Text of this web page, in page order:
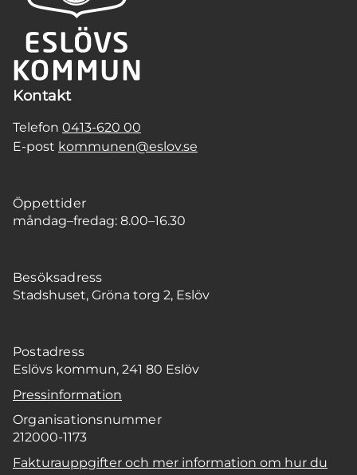
Kontakt
Telefon 0413-620 00
E-post kommunen@eslov.se
Öppettider
måndag–fredag: 8.00–16.30
Besöksadress
Stadshuset, Gröna torg 2, Eslöv
Postadress
Eslövs kommun, 241 80 Eslöv
Pressinformation
Organisationsnummer
212000-1173
Fakturauppgifter och mer information om hur du